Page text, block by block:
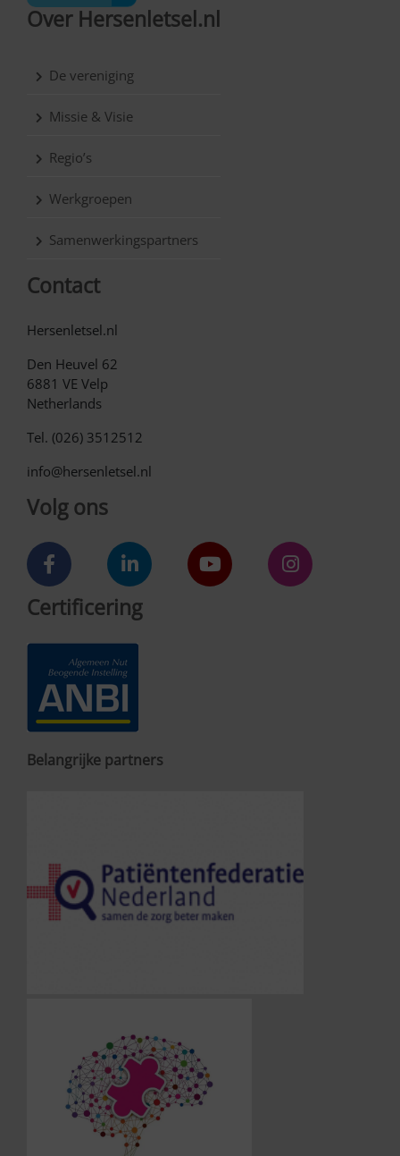
Over Hersenletsel.nl
De vereniging
Missie & Visie
Regio’s
Werkgroepen
Samenwerkingspartners
Contact
Hersenletsel.nl
Den Heuvel 62
6881 VE Velp
Netherlands
Tel. (026) 3512512
info@hersenletsel.nl
Volg ons
Certificering
Belangrijke partners